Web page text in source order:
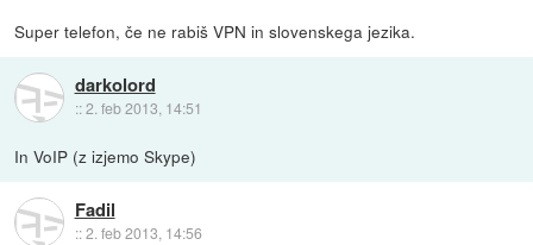
Super telefon, če ne rabiš VPN in slovenskega jezika.
darkolord
::2. feb 2013, 14:51
In VoIP (z izjemo Skype)
Fadil
::2. feb 2013, 14:56